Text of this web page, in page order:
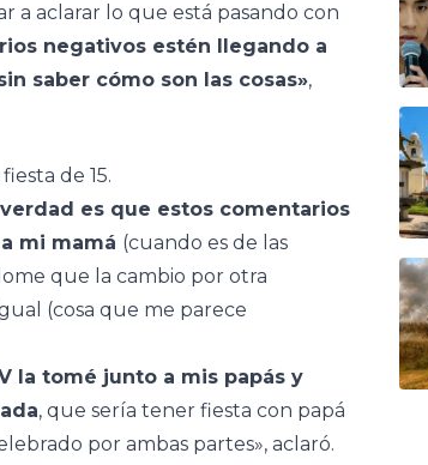
a aclarar lo que está pasando con
negativos estén llegando a
saber cómo son las cosas»,
de 15.
es que estos comentarios
mi mamá (cuando es de las
que la cambio por otra
(cosa que me parece
la tomé junto a mis papás y
, que sería tener fiesta con papá
por ambas partes», aclaró.